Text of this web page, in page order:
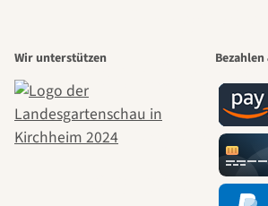
Wege zu
selbst
Wir unterstützen